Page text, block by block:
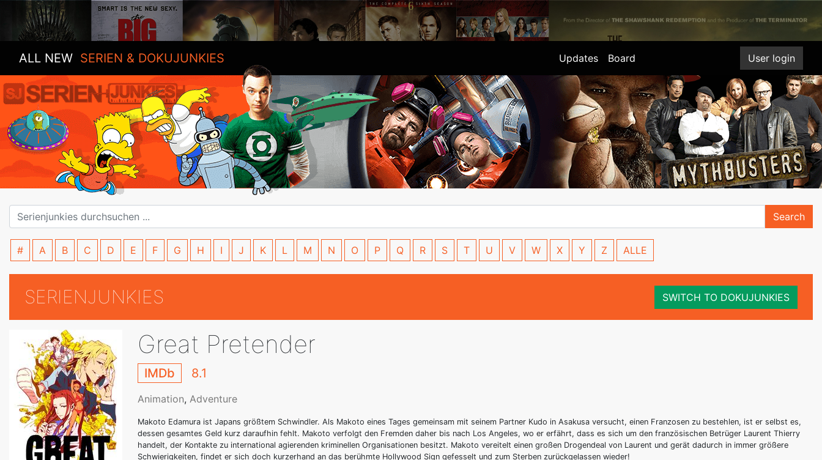
ALL NEW SERIEN & DOKUJUNKIES Updates Board User login
Search
# A B C D E F G H I J K L M N O P Q R S T U V W X Y Z ALLE
SERIENJUNKIES SWITCH TO DOKUJUNKIES
Great Pretender
IMDb 8.1
Animation, Adventure
Makoto Edamura ist Japans größtem Schwindler. Als Makoto eines Tages gemeinsam mit seinem Partner Kudo in Asakusa versucht, einen Franzosen zu bestehlen, ist er selbst es,
dessen gesamtes Geld kurz daraufhin fehlt. Makoto verfolgt den Fremden daher bis nach Los Angeles, wo er erfährt, dass es sich um den französischen Betrüger Laurent Thierry
handelt, der Kontakte zu international agierenden kriminellen Organisationen besitzt. Makoto vereitelt einen großen Drogendeal von Laurent und gerät dadurch in immer größere
Schwierigkeiten, findet er sich doch kurzerhand an das berühmte Hollywood Sign gefesselt und zum Sterben zurückgelassen wieder!